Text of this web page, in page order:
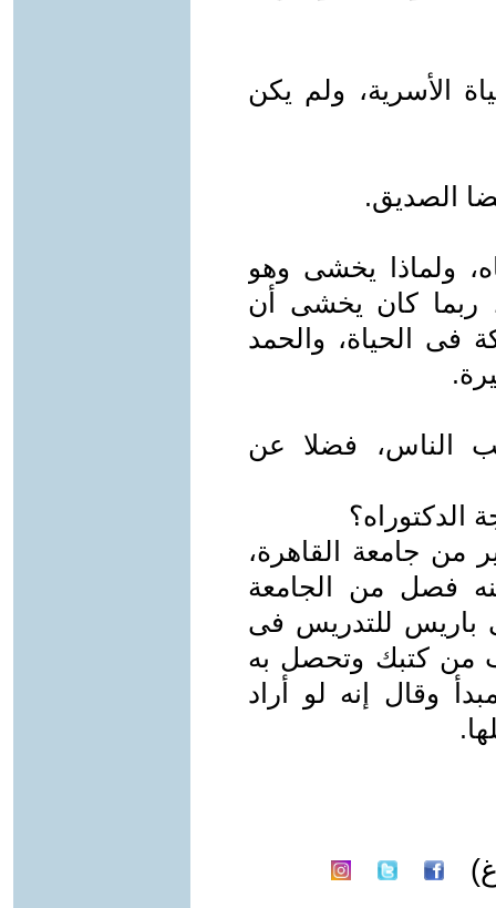
الأسرية، ولم يكن
الصديق.
ولماذا يخشى وهو
ربما كان يخشى أن
فى الحياة، والحمد
الناس، فضلا عن
من جامعة القاهرة،
فصل من الجامعة
باريس للتدريس فى
من كتبك وتحصل به
وقال إنه لو أراد